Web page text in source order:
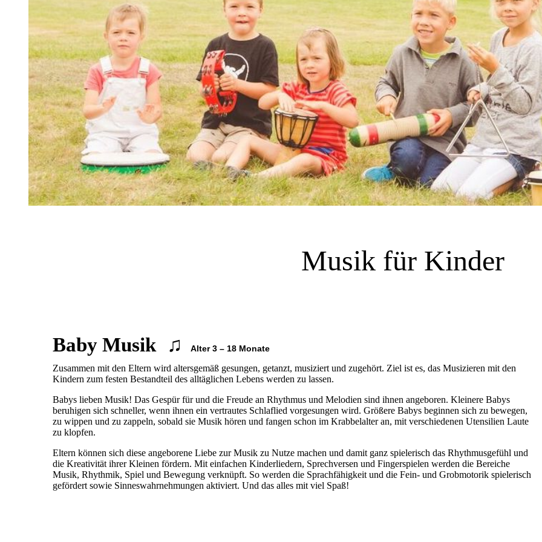
GUIDOS NOTENKISTE
Musik für Kinder
Baby Musik ♫ Alter 3 – 18 Monate
Zusammen mit den Eltern wird altersgemäß gesungen, getanzt, musiziert und zugehört. Ziel ist es, das Musizieren mit den
Kindern zum festen Bestandteil des alltäglichen Lebens werden zu lassen.
Babys lieben Musik! Das Gespür für und die Freude an Rhythmus und Melodien sind ihnen angeboren. Kleinere Babys
beruhigen sich schneller, wenn ihnen ein vertrautes Schlaflied vorgesungen wird. Größere Babys beginnen sich zu bewegen,
zu wippen und zu zappeln, sobald sie Musik hören und fangen schon im Krabbelalter an, mit verschiedenen Utensilien Laute
zu klopfen.
Eltern können sich diese angeborene Liebe zur Musik zu Nutze machen und damit ganz spielerisch das Rhythmusgefühl und
die Kreativität ihrer Kleinen fördern. Mit einfachen Kinderliedern, Sprechversen und Fingerspielen werden die Bereiche
Musik, Rhythmik, Spiel und Bewegung verknüpft. So werden die Sprachfähigkeit und die Fein- und Grobmotorik spielerisch
gefördert sowie Sinneswahrnehmungen aktiviert. Und das alles mit viel Spaß!